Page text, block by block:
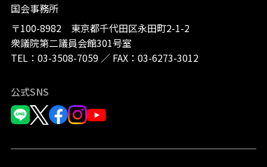
国会事務所
〒100-8982 東京都千代田区永田町2-1-2
衆議院第二議員会館301号室
TEL： 03-3508-7059／ FAX：03-6273-3012
公式SNS